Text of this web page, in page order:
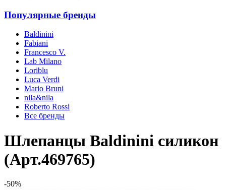
Популярные бренды
Baldinini
Fabiani
Francesco V.
Lab Milano
Loriblu
Luca Verdi
Mario Bruni
nila&nila
Roberto Rossi
Все бренды
Шлепанцы Baldinini силикон
(Арт.469765)
-50%